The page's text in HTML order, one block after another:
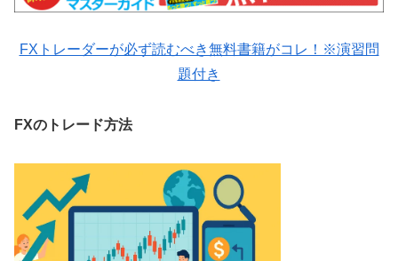
FXトレーダーが必ず読むべき無料書籍がコレ！※演習問
題付き
FXのトレード方法